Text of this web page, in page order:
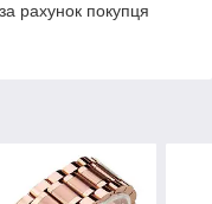
рахунок покупця